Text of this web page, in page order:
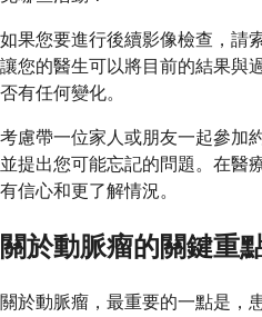
如果您要進行後續影像檢查，請
讓您的醫生可以將目前的結果與
否有任何變化。
考慮帶一位家人或朋友一起參加
並提出您可能忘記的問題。在醫
有信心和更了解情況。
關於動脈瘤的關鍵重
關於動脈瘤，最重要的一點是，